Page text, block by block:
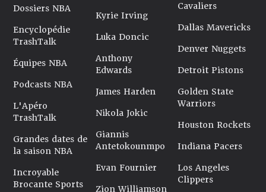
Dossiers NBA
Encyclopédie
TrashTalk
Équipes NBA
Podcasts NBA
L'Apéro
TrashTalk
Grandes dates de
la saison NBA
Incroyable
Brocante Sports
Kyrie Irving
Luka Doncic
Anthony
Edwards
James Harden
Nikola Jokic
Giannis
Antetokounmpo
Evan Fournier
Zion Williamson
Cavaliers
Dallas Mavericks
Denver Nuggets
Detroit Pistons
Golden State
Warriors
Houston Rockets
Indiana Pacers
Los Angeles
Clippers